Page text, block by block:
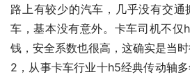
路上有较少的汽车，几乎没有交
车，基本没有意外。卡车司机不仅
钱，安全系数也很高，这确实是当时
2，从事卡车行业十h5经典传动轴